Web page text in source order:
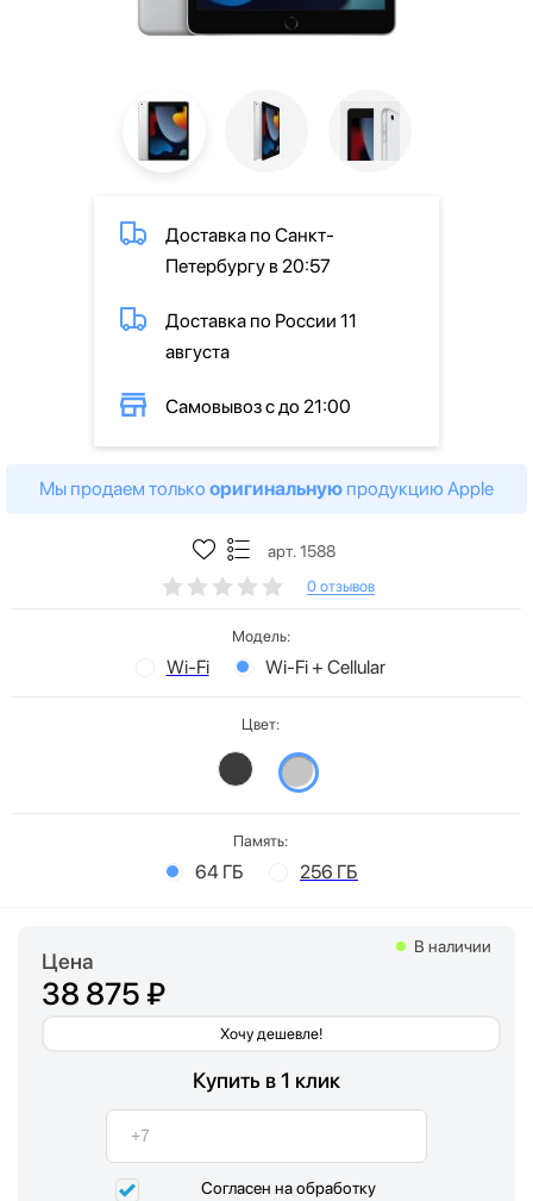
Доставка по Санкт-
Петербургу в 20:57
Доставка по России 11
августа
Самовывоз с до 21:00
Мы продаем только оригинальную продукцию Apple
арт. 1588
0 отзывов
Модель:
Wi-Fi Wi-Fi + Cellular
Цвет:
Память:
64 ГБ 256 ГБ
Цена
38 875 ₽
Хочу дешевле!
В наличии
Купить в 1 клик
Согласен на обработку